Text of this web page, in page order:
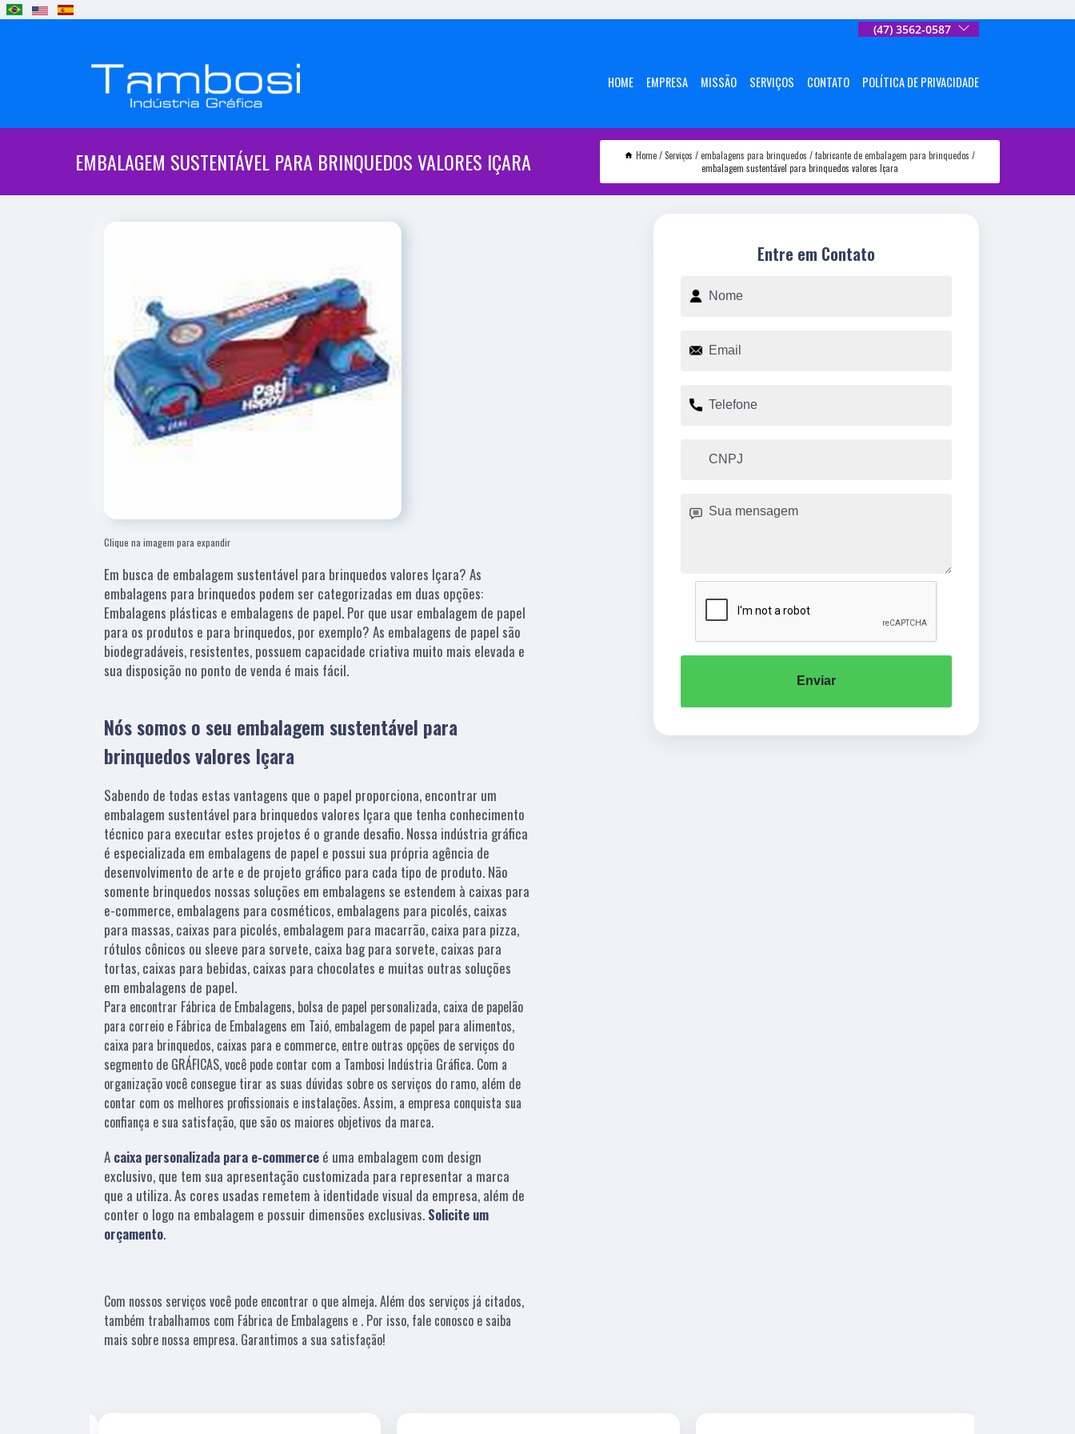
(47) 3562-0587
HOME EMPRESA MISSÃO SERVIÇOS CONTATO POLÍTICA DE PRIVACIDADE
EMBALAGEM SUSTENTÁVEL PARA BRINQUEDOS VALORES IÇARA Home Serviços embalagens para brinquedos
fabricante de embalagem para brinquedos
embalagem sustentável para brinquedos valores Içara
Clique na imagem para expandir
Em busca de embalagem sustentável para brinquedos valores Içara? As
embalagens para brinquedos podem ser categorizadas em duas opções:
Embalagens plásticas e embalagens de papel. Por que usar embalagem de papel
para os produtos e para brinquedos, por exemplo? As embalagens de papel são
biodegradáveis, resistentes, possuem capacidade criativa muito mais elevada e
sua disposição no ponto de venda é mais fácil.
Nós somos o seu embalagem sustentável para
brinquedos valores Içara
Sabendo de todas estas vantagens que o papel proporciona, encontrar um
embalagem sustentável para brinquedos valores Içara que tenha conhecimento
técnico para executar estes projetos é o grande desafio. Nossa indústria gráfica
é especializada em embalagens de papel e possui sua própria agência de
desenvolvimento de arte e de projeto gráfico para cada tipo de produto. Não
somente brinquedos nossas soluções em embalagens se estendem à caixas para
e-commerce, embalagens para cosméticos, embalagens para picolés, caixas
para massas, caixas para picolés, embalagem para macarrão, caixa para pizza,
rótulos cônicos ou sleeve para sorvete, caixa bag para sorvete, caixas para
tortas, caixas para bebidas, caixas para chocolates e muitas outras soluções
em embalagens de papel.
Para encontrar Fábrica de Embalagens, bolsa de papel personalizada, caixa de papelão
para correio e Fábrica de Embalagens em Taió, embalagem de papel para alimentos,
caixa para brinquedos, caixas para e commerce, entre outras opções de serviços do
segmento de GRÁFICAS, você pode contar com a Tambosi Indústria Gráfica. Com a
organização você consegue tirar as suas dúvidas sobre os serviços do ramo, além de
contar com os melhores profissionais e instalações. Assim, a empresa conquista sua
confiança e sua satisfação, que são os maiores objetivos da marca.
A caixa personalizada para e-commerce é uma embalagem com design
exclusivo, que tem sua apresentação customizada para representar a marca
que a utiliza. As cores usadas remetem à identidade visual da empresa, além de
conter o logo na embalagem e possuir dimensões exclusivas. Solicite um
orçamento.
Com nossos serviços você pode encontrar o que almeja. Além dos serviços já citados,
também trabalhamos com Fábrica de Embalagens e . Por isso, fale conosco e saiba
mais sobre nossa empresa. Garantimos a sua satisfação!
Entre em Contato
Enviar